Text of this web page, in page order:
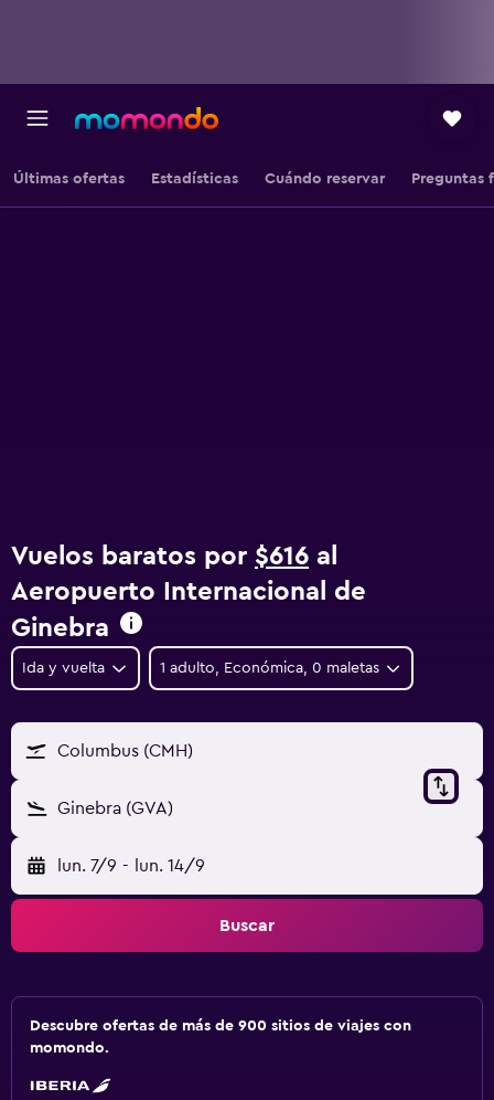
Últimas ofertas Estadísticas Cuándo reservar Preguntas
Vuelos baratos por $616 al
Aeropuerto Internacional de
Ginebra
Ida y vuelta 1 adulto, Económica, 0 maletas
Columbus (CMH)
Ginebra (GVA)
lun. 7/9 - lun. 14/9
Buscar
Descubre ofertas de más de 900 sitios de viajes con
momondo.